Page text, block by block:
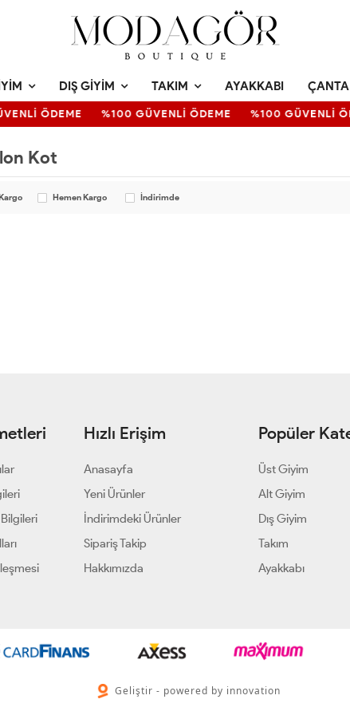
DIŞ GIYIM TAKIM AYAKKABI ÇANTA
ÖDEME %100 GÜVENLİ ÖDEME %100 GÜVENLİ
Kot
Hemen Kargo İndirimde
Hızlı Erişim
Anasayfa
Yeni Ürünler
İndirimdeki Ürünler
Sipariş Takip
Hakkımızda
Popüler
Üst Giyim
Alt Giyim
Dış Giyim
Takım
Ayakkabı
Geliştir - powered by innovation